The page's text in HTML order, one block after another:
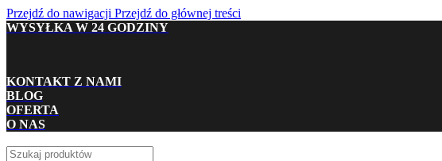
Przejdź do nawigacji Przejdź do głównej treści
WYSYŁKA W 24 GODZINY
KONTAKT Z NAMI
BLOG
OFERTA
O NAS